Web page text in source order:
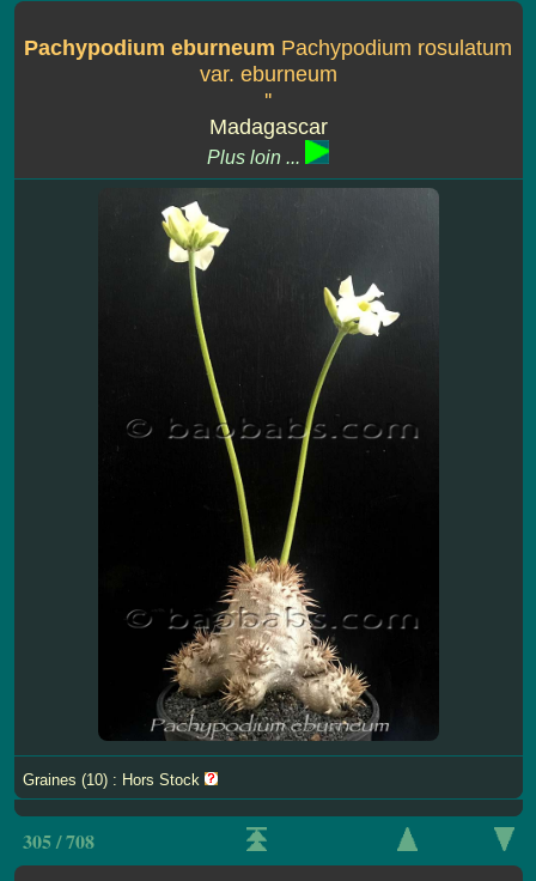
Pachypodium eburneum Pachypodium rosulatum
var. eburneum
''
Madagascar
Plus loin ...
Graines (10) : Hors Stock
305 / 708